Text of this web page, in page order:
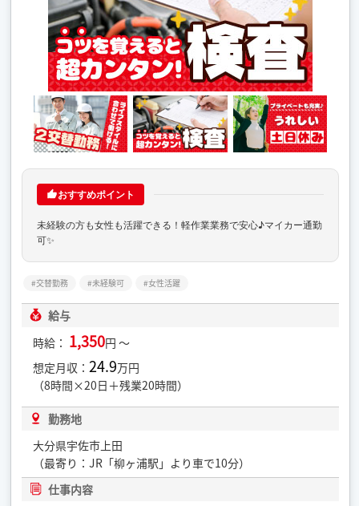
おすすめポイント
未経験の方も女性も活躍できる！軽作業業務で安心♪マイカー通勤
可✨
交替勤務 未経験可 女性活躍
給与
時給： 1,350円 ～
想定月収：24.9万円
（8時間×20日＋残業20時間）
勤務地
大分県宇佐市上田
（最寄り：JR「柳ヶ浦駅」より車で10分）
仕事内容